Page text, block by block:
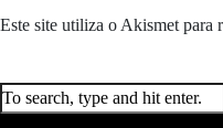
Este site utiliza o Akismet para